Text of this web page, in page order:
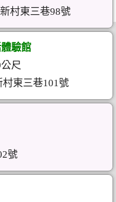
村東三巷98號
驗館
尺
東三巷101號
號